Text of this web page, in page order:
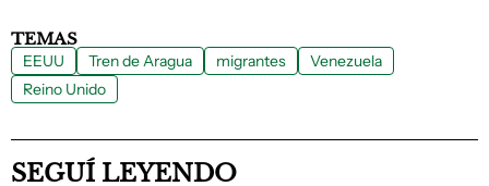
TEMAS
EEUU Tren de Aragua migrantes
Venezuela
Reino Unido
SEGUÍ LEYENDO